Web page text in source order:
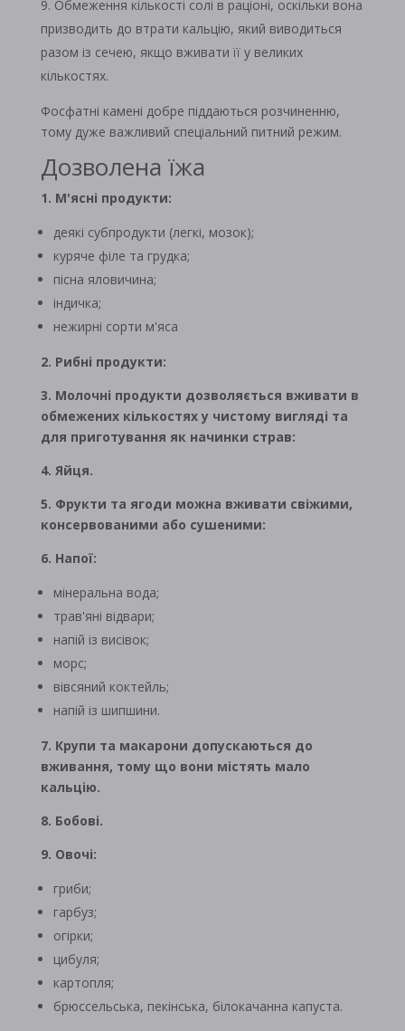
Обмеження кількості солі в раціоні, оскільки вона
призводить до втрати кальцію, який виводиться
разом із сечею, якщо вживати її у великих
кількостях.
Фосфатні камені добре піддаються розчиненню,
тому дуже важливий спеціальний питний режим.
Дозволена їжа
1. М'ясні продукти:
деякі субпродукти (легкі, мозок);
куряче філе та грудка;
пісна яловичина;
індичка;
нежирні сорти м'яса
2. Рибні продукти:
3. Молочні продукти дозволяється вживати в
обмежених кількостях у чистому вигляді та
для приготування як начинки страв:
4. Яйця.
5. Фрукти та ягоди можна вживати свіжими,
консервованими або сушеними:
6. Напої:
мінеральна вода;
трав'яні відвари;
напій із висівок;
морс;
вівсяний коктейль;
напій із шипшини.
7. Крупи та макарони допускаються до
вживання, тому що вони містять мало
кальцію.
8. Бобові.
9. Овочі:
гриби;
гарбуз;
огірки;
цибуля;
картопля;
брюссельська, пекінська, білокачанна капуста.